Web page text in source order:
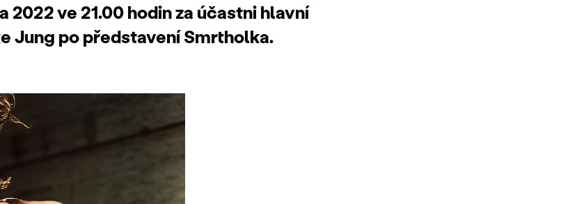
2022 ve 21.00 hodin za účastni hlavní
Jung po představení Smrtholka.